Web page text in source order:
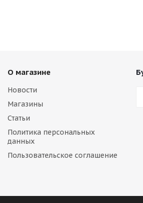
О магазине
Новости
Магазины
Статьи
Политика персональных
данных
Пользовательское соглашение